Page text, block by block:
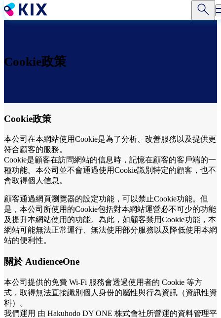
移
至
Cookie政策
Cookie政策
本公司在本網站使用Cookie是為了分析、改善服務以及提供更
符合顧客的服務。
Cookie是顧客在訪問網站的信息時，記憶在顧客的客戶端的一
種功能。本公司並不會通過使用Cookie識別特定的顧客，也不
會取得個人信息。
顧客通過網頁瀏覽器的設定功能，可以禁止Cookie功能。但
是，本公司所使用的Cookie包括對本網站運營必不可少的功能
及提升本網站使用的功能。為此，如顧客禁用Cookie功能，本
網站可能無法正常運行、無法使用部分服務以及降低使用本網
站的便利性。
關於 AudienceOne
本公司提供的免費 Wi-Fi 服務會透過使用者的 Cookie 等方
式，取得無法直接識別個人身份的屬性與行為資訊（資訊性資
料）。
我們運用 由 Hakuhodo DY ONE 株式會社所營運的資料管理平